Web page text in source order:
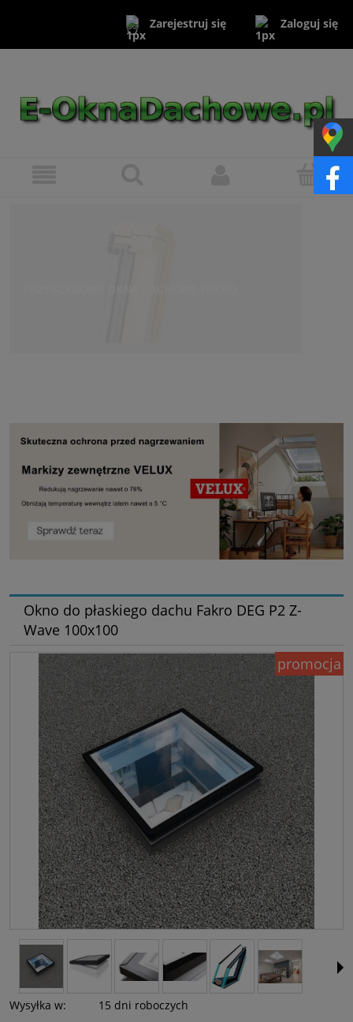
Zarejestruj się Zaloguj się
Okno do płaskiego dachu Fakro DEG P2 Z-
Wave 100x100
promocja
Wysyłka w: 15 dni roboczych